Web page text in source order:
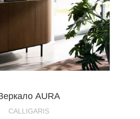
AURA
CALLIGARIS